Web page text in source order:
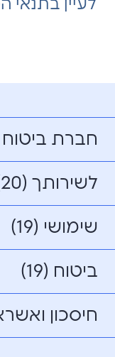
לעיין בתנאי
חברת ביטוח
לשירותך (20)
שימושי (19)
ביטוח (19)
חיסכון ואשראי